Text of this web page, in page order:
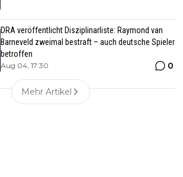
DRA veröffentlicht Disziplinarliste: Raymond van
Barneveld zweimal bestraft – auch deutsche Spieler
betroffen
Aug 04, 17:30 0
Mehr Artikel